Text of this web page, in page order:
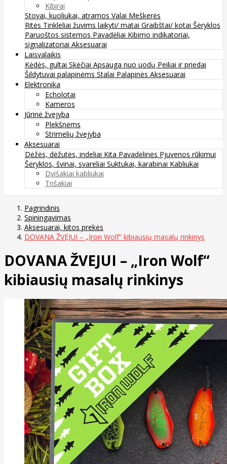
Kibirai
Stovai, kuoliukai, atramos Valai Meškerės
Ritės Tinkleliai žuvims laikyti/ matai Graibštai/ kotai Šėryklos
Paruoštos sistemos Pavadėliai Kibimo indikatoriai,
signalizatoriai Aksesuarai
Laisvalaikis
Kėdės, gultai Skėčiai Apsauga nuo uodų Peiliai ir priedai
Šildytuvai palapinėms Stalai Palapinės Aksesuarai
Elektronika
Echolotai
Kameros
Jūrinė žvejyba
Plekšnėms
Strimelių žvejyba
Aksesuarai
Dėžės, dėžutės, indeliai Kita Pavadėlinės Pjuvenos rūkimui
Šėryklos, švinai, svareliai Suktukai, karabinai Kabliukai
Dvišakiai kabliukai
Trišakiai
Pagrindinis
Spiningavimas
Aksesuarai, kitos prekės
DOVANA ŽVEJUI – „Iron Wolf“ kibiausių masalų rinkinys
DOVANA ŽVEJUI – „Iron Wolf“
kibiausių masalų rinkinys